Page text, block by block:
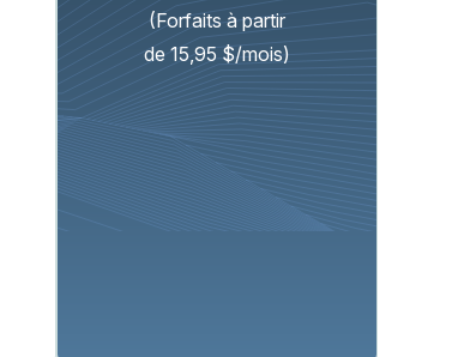
(Forfaits à partir
de 15,95 $/mois)